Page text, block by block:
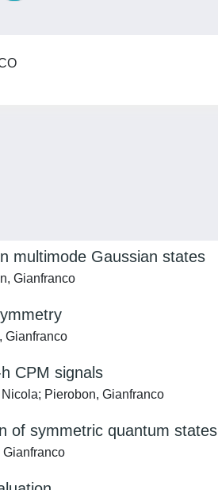
multimode Gaussian states
Gianfranco
Gianfranco
CPM signals
Pierobon, Gianfranco
of symmetric quantum states